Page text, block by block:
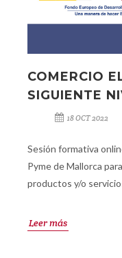
COMERCIO
SIGUIENTE
18 OCT 2022
Sesión formativa
Pyme de Mallorca
productos y/o
Leer más